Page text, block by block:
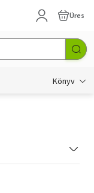
Üres
Könyv